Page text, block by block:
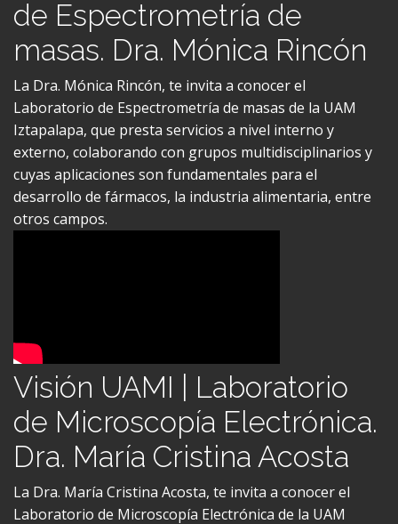
de Espectrometría de
masas. Dra. Mónica Rincón
La Dra. Mónica Rincón, te invita a conocer el
Laboratorio de Espectrometría de masas de la UAM
Iztapalapa, que presta servicios a nivel interno y
externo, colaborando con grupos multidisciplinarios y
cuyas aplicaciones son fundamentales para el
desarrollo de fármacos, la industria alimentaria, entre
Visión UAMI | Laboratorio
de Microscopía Electrónica.
Dra. María Cristina Acosta
La Dra. María Cristina Acosta, te invita a conocer el